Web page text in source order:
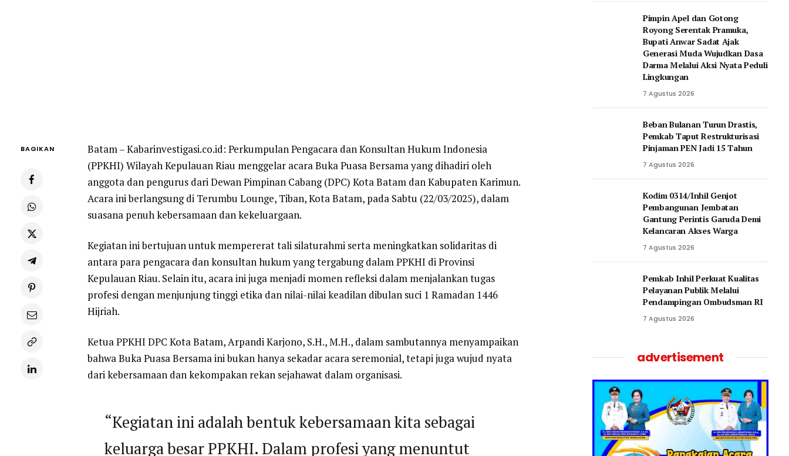
BAGIKAN
Batam – Kabarinvestigasi.co.id: Perkumpulan Pengacara dan Konsultan Hukum Indonesia
(PPKHI) Wilayah Kepulauan Riau menggelar acara Buka Puasa Bersama yang dihadiri oleh
anggota dan pengurus dari Dewan Pimpinan Cabang (DPC) Kota Batam dan Kabupaten Karimun.
Acara ini berlangsung di Terumbu Lounge, Tiban, Kota Batam, pada Sabtu (22/03/2025), dalam
suasana penuh kebersamaan dan kekeluargaan.
Kegiatan ini bertujuan untuk mempererat tali silaturahmi serta meningkatkan solidaritas di
antara para pengacara dan konsultan hukum yang tergabung dalam PPKHI di Provinsi
Kepulauan Riau. Selain itu, acara ini juga menjadi momen refleksi dalam menjalankan tugas
profesi dengan menjunjung tinggi etika dan nilai-nilai keadilan dibulan suci 1 Ramadan 1446
Hijriah.
Ketua PPKHI DPC Kota Batam, Arpandi Karjono, S.H., M.H., dalam sambutannya menyampaikan
bahwa Buka Puasa Bersama ini bukan hanya sekadar acara seremonial, tetapi juga wujud nyata
dari kebersamaan dan kekompakan rekan sejahawat dalam organisasi.
“Kegiatan ini adalah bentuk kebersamaan kita sebagai
keluarga besar PPKHI. Dalam profesi yang menuntut
Pimpin Apel dan Gotong
Royong Serentak Pramuka,
Bupati Anwar Sadat Ajak
Generasi Muda Wujudkan Dasa
Darma Melalui Aksi Nyata Peduli
Lingkungan
7 Agustus 2026
Beban Bulanan Turun Drastis,
Pemkab Taput Restrukturisasi
Pinjaman PEN Jadi 15 Tahun‎
7 Agustus 2026
Kodim 0314/Inhil Genjot
Pembangunan Jembatan
Gantung Perintis Garuda Demi
Kelancaran Akses Warga
7 Agustus 2026
Pemkab Inhil Perkuat Kualitas
Pelayanan Publik Melalui
Pendampingan Ombudsman RI
7 Agustus 2026
advertisement